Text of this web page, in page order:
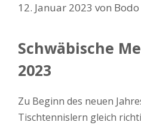
12. Januar 2023 von
Schwäbische
2023
Zu Beginn des neuen
Tischtennislern gleich